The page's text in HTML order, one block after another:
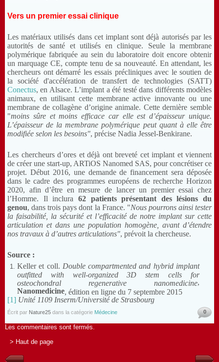
Vers un premier essai clinique
Les matériaux utilisés dans cet implant sont déjà autorisés par les
autorités de santé et utilisés en clinique. Seule la membrane
polymérique fabriquée au sein du laboratoire doit encore obtenir
un marquage CE, compte tenu de sa nouveauté. En attendant, les
chercheurs ont démarré les essais précliniques avec le soutien de
la société d'accélération de transfert de technologies (SATT)
Conectus, en Alsace. L’implant a été testé dans différents modèles
animaux, en utilisant cette membrane active innovante ou une
membrane de collagène d’origine animale. Cette dernière semble
"moins sûre et moins efficace car elle est d’épaisseur unique.
L’épaisseur de la membrane polymérique peut quant à elle être
modifiée selon les besoins", précise Nadia Jessel-Benkirane.
Les chercheurs d’ores et déjà ont breveté cet implant et viennent
de créer une start-up, ARTiOS Nanomed SAS, pour concrétiser ce
projet. Début 2016, une demande de financement sera déposée
dans le cadre des programmes européens de recherche Horizon
2020, afin d’être en mesure de lancer un premier essai chez
l’Homme. Il inclura 62 patients présentant des lésions du
genou, dans trois pays dont la France. "Nous pourrons ainsi tester
la faisabilité, la sécurité et l’efficacité de notre implant sur cette
articulation et dans une population homogène, avant d’étendre
nos travaux à d’autres articulations", prévoit la chercheuse.
Source :
Keller et coll. Double compartmented and hybrid implant
outfitted with well-organized 3D stem cells for
osteochondral regenerative nanomedicine,
Nanomedicine , édition en ligne du 7 septembre 2015
[1] Unité 1109 Inserm/Université de Strasbourg
Écrit par Nature25 dans la catégorie Médecine 0
Les commentaires sont fermés.
> Haut de page